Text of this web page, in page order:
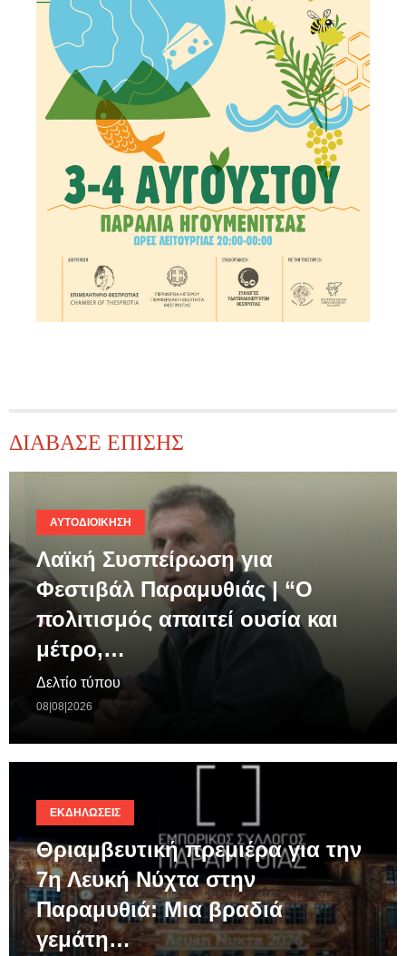
ΔΙΑΒΑΣΕ ΕΠΙΣΗΣ
ΑΥΤΟΔΙΟΊΚΗΣΗ
Λαϊκή Συσπείρωση για
Φεστιβάλ Παραμυθιάς | “Ο
πολιτισμός απαιτεί ουσία και
μέτρο,…
Δελτίο τύπου
08|08|2026
ΕΚΔΗΛΏΣΕΙΣ
Θριαμβευτική πρεμιέρα για την
7η Λευκή Νύχτα στην
Παραμυθιά: Μια βραδιά
γεμάτη…